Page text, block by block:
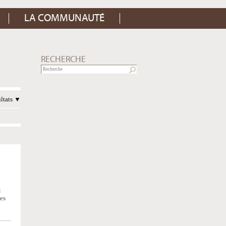
LA COMMUNAUTÉ
RECHERCHE